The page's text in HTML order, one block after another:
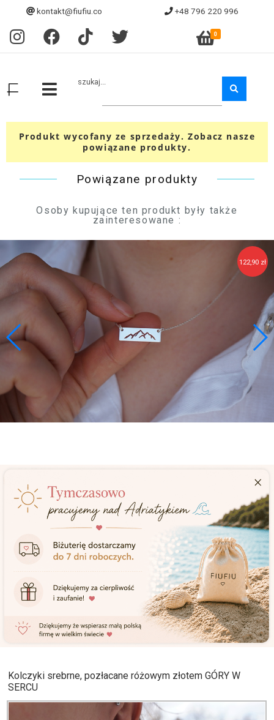
kontakt@fiufiu.co +48 796 220 996
0
szukaj...
Produkt wycofany ze sprzedaży. Zobacz nasze
powiązane produkty.
Powiązane produkty
Osoby kupujące ten produkt były także
zainteresowane :
122,90 zł
Kolczyki srebrne, pozłacane różowym złotem GÓRY W
SERCU